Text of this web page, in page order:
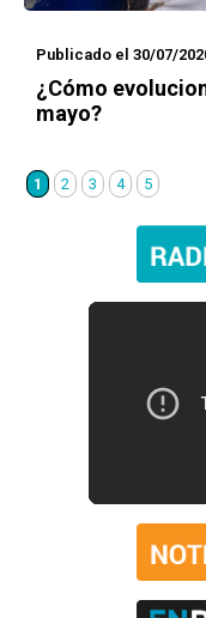
Publicado el 30/07/
¿Cómo
mayo?
1 2 3 4 5